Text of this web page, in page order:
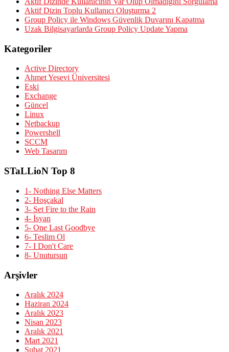
Aktif Dizin Toplu Kullanıcı Oluşturma 2
Group Policy ile Windows Güvenlik Duvarını Kapatma
Uzak Bilgisayarlarda Group Policy Update Yapma
Kategoriler
Active Directory
Ahmet Yesevi Üniversitesi
Eski
Exchange
Güncel
Linux
Netbackup
Powershell
SCCM
Web Tasarım
STaLLioN Top 8
1- Nothing Else Matters
2- Hoşçakal
3- Set Fire to the Rain
4- İsyan
5- One Last Goodbye
6- Teslim Ol
7- I Don't Care
8- Unutursun
Arşivler
Aralık 2024
Haziran 2024
Aralık 2023
Nisan 2023
Aralık 2021
Mart 2021
Şubat 2021